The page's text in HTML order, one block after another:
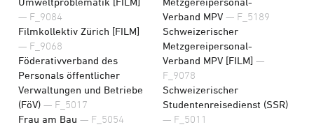
— F_9084
Filmkollektiv Zürich [FILM]
— F_9068
Föderativverband des
Personals öffentlicher
Verwaltungen und Betriebe
(FöV) — F_5017
Frau am Bau — F_5054
Verband MPV — F_5189
Schweizerischer
Metzgereipersonal-
Verband MPV [FILM] —
F_9078
Schweizerischer
Studentenreisedienst (SSR)
— F_5011